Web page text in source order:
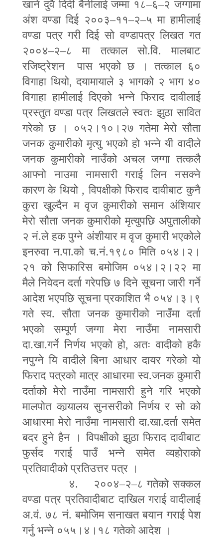
खाने दुवै दिदी बैनीलाई जम्मा १८–६–२ जग्गामा
अंश वण्डा दिई २००३–११–२–५ मा हामीलाई
वण्डा पत्र गरी दिई सो वण्डापत्र लिखत गत
२००४–२–८ मा तत्काल सो.वि. मालबाट
रजिष्ट्रेशन पास भएको छ । तत्काल ६०
विगाहा थियो,दयामायाले ३ भागको २ भाग ४०
विगाहा हामीलाई दिएको भन्ने फिराद दावीलाई
प्रस्तुत वण्डा पत्र लिखतले स्वतः झुठा सावित
गरेको छ । ०५२।१०।२७ गतेमा मेरो सौता
जनक कुमारीको मृत्यु भएको हो भन्ने यी वादीले
जनक कुमारीको नाउँको अचल जग्गा तत्कलै
आफ्नो नाउमा नामसारी गराई लिन नसक्ने
कारण के थियो ,विपक्षीको फिराद दावीबाट कुनै
कुरा खुल्दैन म वृज कुमारीको समान अंशियार
मेरो सौता जनक कुमारीको मृत्युपछि अपुतालीको
२ नं.ले हक पुग्ने अंशीयार म वृज कुमारी भएकोले
इनरुवा न.पा.को च.नं.१९८० मिति ०५४।२।
२१ को सिफारिस बमोजिम ०५४।२।२२ मा
मैले निवेदन दर्ता गरेपछि ७ दिने सूचना जारी गर्ने
आदेश भएपछि सूचना प्रकाशित भै ०५४।३।९
गते स्व. सौता जनक कुमारीको नाउँमा दर्ता
भएको सम्पूर्ण जग्गा मेरा नाउँमा नामसारी
दा.खा.गर्ने निर्णय भएको हो, अतः वादीको हकै
नपुग्ने यि वादीले बिना आधार दायर गरेको यो
फिराद पत्रको मात्र आधारमा स्व.जनक कुमारी
दर्ताको मेरो नाउँमा नामसारी हुने गरि भएको
मालपोत कार्‍यालय सुनसरीको निर्णय र सो को
आधारमा मेरो नाउँमा नामसारी दा.खा.दर्ता समेत
बदर हुने हैन । विपक्षीको झुठा फिराद दावीबाट
फुर्सद गराई पाउँ भन्ने समेत व्यहोराको
प्रतिवादीको प्रतिउत्तर पत्र ।
४. २००४–२–८ गतेको सक्कल
वण्डा पत्र प्रतिवादीबाट दाखिल गराई वादीलाई
अ.वं. ७८ नं. बमोजिम सनाखत बयान गराई पेश
गर्नु भन्ने ०५५।४।१८ गतेको आदेश ।